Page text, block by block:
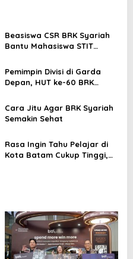
Beasiswa CSR BRK Syariah
Bantu Mahasiswa STIT
Cita-cita Pendidikan
Pemimpin Divisi di Garda
Depan, HUT ke-60 BRK
Khidmat, Penuh Haru dan
Kebanggaan
Cara Jitu Agar BRK Syariah
Semakin Sehat
Rasa Ingin Tahu Pelajar di
Kota Batam Cukup Tinggi,